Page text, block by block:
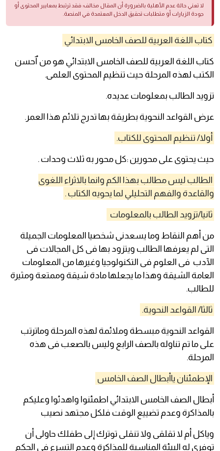
لا تعني حالة عدم الأهلية بالضرورة أن المقال مخالف؛ فقد ترتبط بمعايير المحتوى أو
جودة الزيارات أو متطلبات تحقيق الدخل المعتمدة في المنصة.
كتاب اللغة العربية للصف الخامس الابتدائي
كتاب اللغة العربية للصف الخامس الابتدائي هو من ٱحسن
الكتب لهذه المرحلة حيث تنظيم المحتوى العلمى.
تزويد الطالب بمعلومات عديده.
عرض القواعد النحوية بطريقة بها تدرج تلائم هذا العمر.
أولا/ تنظيم المحتوى للكتاب.
حيث يحتوى على محورين :كل محور به ثلاث وحدات .
الطالب ليس مطالب بهذا الكم وانما بالاثراء اللغوى
والقاعدة والفهم التحليلي لما يحويه الكتاب .
ثانيا/تزويد الطالب بالمعلومات
من أهم النقاط وما يسعدنى شخصيا المعلومات الجميلة
التى لم يعرفها الطالب ويتزود بها فى كل المجالات فى
الآدب فى العلوم فى التكنولوجيا وغيرها من المعلومات
العامة الشيقة وهذا ما يجعلها مادة شيقة وممتعة ومثيرة
للطالب.
ثالثا/ القواعد النحوية.
القواعد النحوية مبسطة وملائمة لهذه المرحلة وماترتب
على ما تم تناوله بالصف الرابع وليس بالصعب فى هذه
المرحلة.
الإطمئنان ياأبطال الصف الخامس
أبطال الصف الخامس الابتدائي اطمئنوا واهدئوا وعليكم
بالمذاكرة وعدم تضييع الوقت فلكل مجتهد نصيب
وياكل أم لا تقلقى ولا تنقلى توترك إلى طفلك حاولى أن
توفرى له البيئة المناسبة للمذاكرة وعدم التسرع في الحكم